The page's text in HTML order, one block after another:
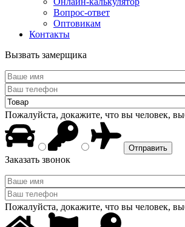
Вопрос-ответ
Оптовикам
Контакты
Вызвать замерщика
Пожалуйста, докажите, что вы человек,
Заказать звонок
Пожалуйста, докажите, что вы человек,